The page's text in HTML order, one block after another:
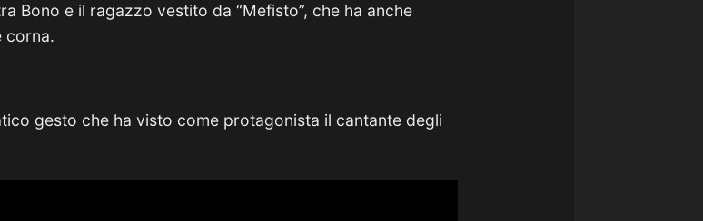
Bono e il ragazzo vestito da “Mefisto”, che ha anche
corna.
gesto che ha visto come protagonista il cantante degli